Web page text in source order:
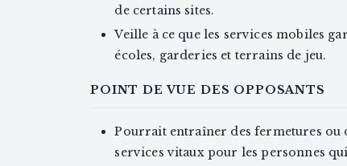
de certains sites.
Veille à ce que les services mobiles
écoles, garderies et terrains de jeu.
POINT DE VUE DES OPPOSANTS
Pourrait entraîner des fermetures ou
services vitaux pour les personnes